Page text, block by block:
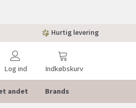
Hurtig levering
Indkøbskurv
Log ind
andet Brands